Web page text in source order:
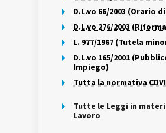
D.L.vo 66/2003 (Orario
D.L.vo 276/2003
L. 977/1967 (Tutela
D.L.vo 165/2001
Impiego)
Tutta la normativa
Tutte le Leggi in
Lavoro